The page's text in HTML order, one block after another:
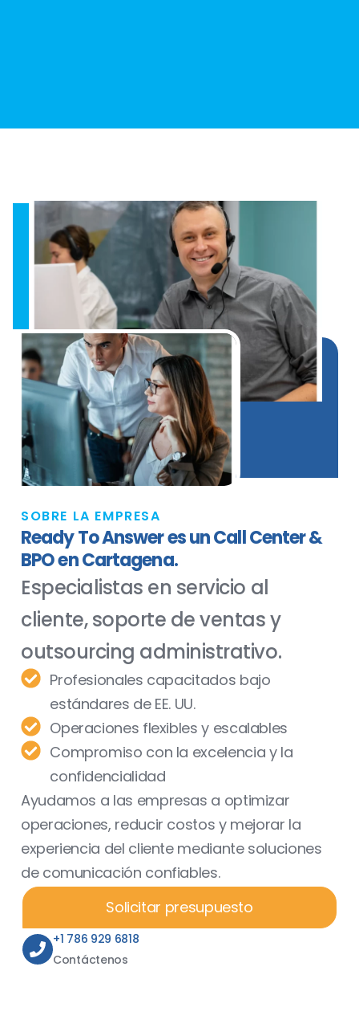
SOBRE LA EMPRESA
Ready To Answer es un Call Center &
BPO en Cartagena.
Especialistas en servicio al
cliente, soporte de ventas y
outsourcing administrativo.
Profesionales capacitados bajo
estándares de EE. UU.
Operaciones flexibles y escalables
Compromiso con la excelencia y la
confidencialidad
Ayudamos a las empresas a optimizar
operaciones, reducir costos y mejorar la
experiencia del cliente mediante soluciones
de comunicación confiables.
Solicitar presupuesto
+1 786 929 6818
Contáctenos